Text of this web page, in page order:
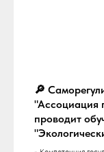
🔎
"Ассоциация
проводит